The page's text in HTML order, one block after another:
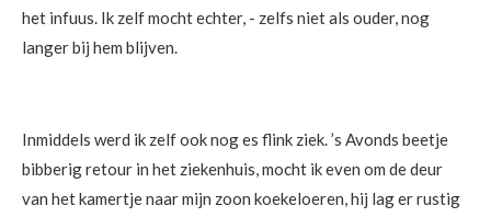
het infuus. Ik zelf mocht echter, - zelfs niet als ouder, nog
langer bij hem blijven.
Inmiddels werd ik zelf ook nog es flink ziek. ’s Avonds beetje
bibberig retour in het ziekenhuis, mocht ik even om de deur
van het kamertje naar mijn zoon koekeloeren, hij lag er rustig